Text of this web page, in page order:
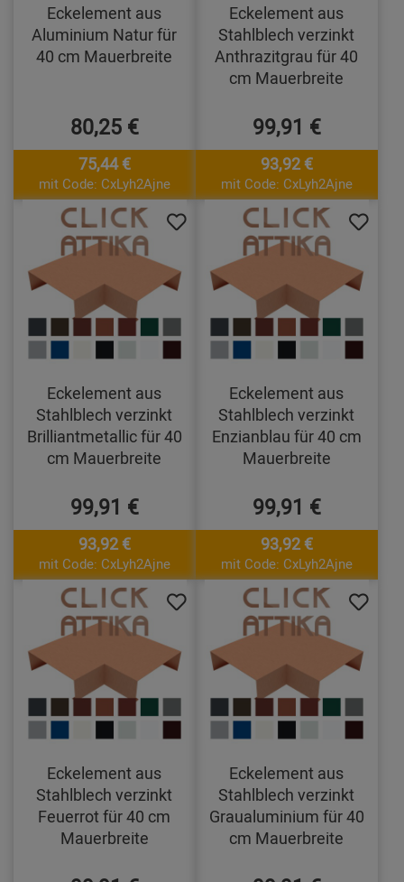
Eckelement aus
Aluminium Natur für
40 cm Mauerbreite
80,25 €
75,44 €
mit Code: CxLyh2Ajne
Eckelement aus
Stahlblech verzinkt
Anthrazitgrau für 40
cm Mauerbreite
99,91 €
93,92 €
mit Code: CxLyh2Ajne
Eckelement aus
Stahlblech verzinkt
Brilliantmetallic für 40
cm Mauerbreite
99,91 €
93,92 €
mit Code: CxLyh2Ajne
Eckelement aus
Stahlblech verzinkt
Enzianblau für 40 cm
Mauerbreite
99,91 €
93,92 €
mit Code: CxLyh2Ajne
Eckelement aus
Stahlblech verzinkt
Feuerrot für 40 cm
Mauerbreite
Eckelement aus
Stahlblech verzinkt
Graualuminium für 40
cm Mauerbreite